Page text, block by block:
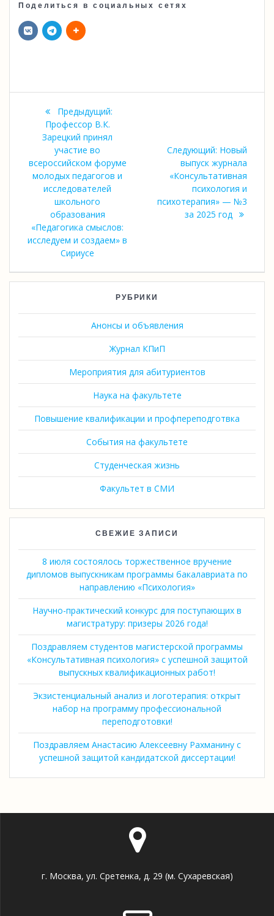
Поделиться в социальных сетях
Навигация
записям
Предыдущий:Предыдущая
Профессор В.К.
Зарецкий принял
участие во
всероссийском форуме
молодых педагогов и
исследователей
школьного
образования
«Педагогика смыслов:
исследуем и создаем» в
Сириусе
Следующий: Следующая
запись:
Новый
выпуск журнала
«Консультативная
психология и
психотерапия» — №3
за 2025 год
РУБРИКИ
Анонсы и объявления
Журнал КПиП
Мероприятия для абитуриентов
Наука на факультете
Повышение квалификации и профпереподготвка
События на факультете
Студенческая жизнь
Факультет в СМИ
СВЕЖИЕ ЗАПИСИ
8 июля состоялось торжественное вручение
дипломов выпускникам программы бакалавриата по
направлению «Психология»
Научно-практический конкурс для поступающих в
магистратуру: призеры 2026 года!
Поздравляем студентов магистерской программы
«Консультативная психология» с успешной защитой
выпускных квалификационных работ!
Экзистенциальный анализ и логотерапия: открыт
набор на программу профессиональной
переподготовки!
Поздравляем Анастасию Алексеевну Рахманину с
успешной защитой кандидатской диссертации!
г. Москва, ул. Сретенка, д. 29 (м. Сухаревская)